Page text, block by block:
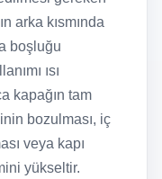
arka kısmında
boşluğu
ısı
kapağın tam
bozulması, iç
veya kapı
yükseltir.